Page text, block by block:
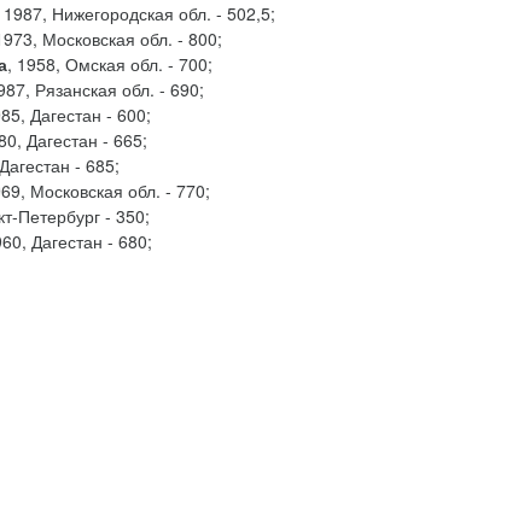
1987, Нижегородская обл. - 502,5;
Московская обл. - 800;
, 1958, Омская обл. - 700;
Рязанская обл. - 690;
Дагестан - 600;
Дагестан - 665;
- 685;
Московская обл. - 770;
Петербург - 350;
Дагестан - 680;